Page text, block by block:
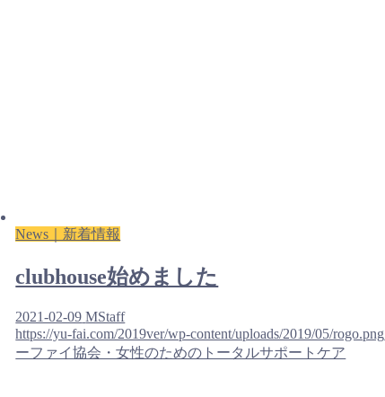
News｜新着情報
clubhouse始めました
2021-02-09 MStaff
https://yu-fai.com/2019ver/wp-content/uploads/2019/05/rogo.png
ーファイ協会・女性のためのトータルサポートケア